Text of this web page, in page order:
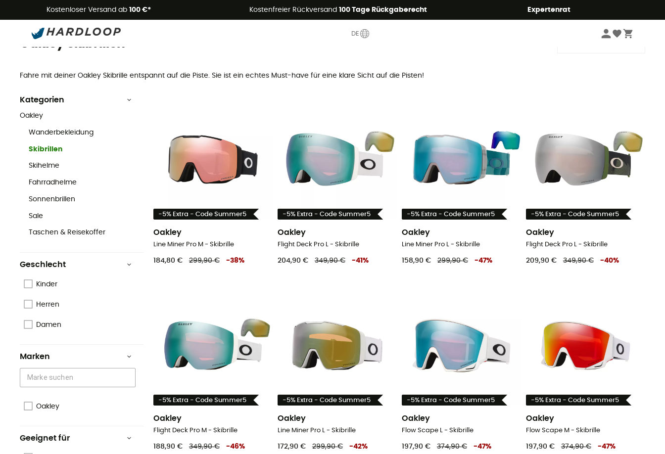
Kostenloser Versand ab 100 €* Kostenfreier Rückversand 100 Tage Rückgaberecht Expertenrat
DE
Sommerangebote🔥 -5% EXTRA ab 2 Produkten* Code Summer5
Marken Oakley Skibrillen
Oakley Skibrillen
Fahre mit deiner Oakley Skibrille entspannt auf die Piste. Sie ist ein echtes Must-have für eine klare Sicht auf die Pisten!
Kategorien
Oakley
Wanderbekleidung
Skibrillen
Skihelme
Fahrradhelme
Sonnenbrillen
Sale
Taschen & Reisekoffer
Geschlecht
Kinder
Herren
Damen
Marken
Oakley
Geeignet für
-5% Extra - Code Summer5
Oakley
Line Miner Pro M - Skibrille
184,80 € 299,90 € -38%
-5% Extra - Code Summer5
Oakley
Flight Deck Pro L - Skibrille
204,90 € 349,90 € -41 %
-5% Extra - Code Summer5
Oakley
Line Miner Pro L - Skibrille
158,90 € 299,90 € -47%
-5% Extra - Code Summer5
Oakley
Flight Deck Pro L - Skibrille
209,90 € 349,90 € -40%
-5% Extra - Code Summer5
Oakley
Flight Deck Pro M - Skibrille
188,90 € 349,90 € -46%
-5% Extra - Code Summer5
Oakley
Line Miner Pro L - Skibrille
172,90 € 299,90 € -42%
-5% Extra - Code Summer5
Oakley
Flow Scape L - Skibrille
197,90 € 374,90 € -47%
-5% Extra - Code Summer5
Oakley
Flow Scape M - Skibrille
197,90 € 374,90 € -47%